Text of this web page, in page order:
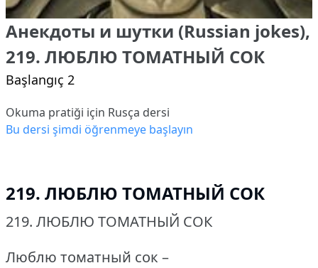
Анекдоты и шутки (Russian jokes),
219. ЛЮБЛЮ ТОМАТНЫЙ СОК
Başlangıç 2
Okuma pratiği için Rusça dersi
Bu dersi şimdi öğrenmeye başlayın
219. ЛЮБЛЮ ТОМАТНЫЙ СОК
219. ЛЮБЛЮ ТОМАТНЫЙ СОК
Люблю томатный сок –